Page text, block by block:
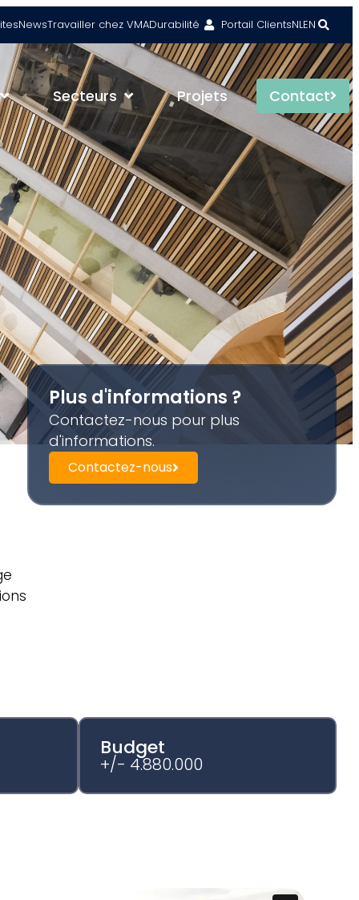
NewsTravailler chez VMADurabilité Portail ClientsNLEN
Secteurs Projets Contact
Plus d'informations ?
Contactez-nous pour plus
d'informations.
Contactez-nous
Budget
+/- 4.880.000